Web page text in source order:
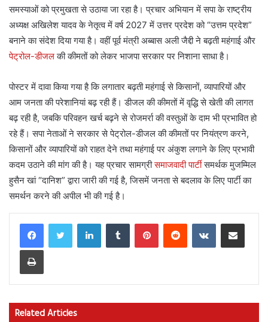
समस्याओं को प्रमुखता से उठाया जा रहा है। प्रचार अभियान में सपा के राष्ट्रीय
अध्यक्ष अखिलेश यादव के नेतृत्व में वर्ष 2027 में उत्तर प्रदेश को “उत्तम प्रदेश”
बनाने का संदेश दिया गया है। वहीं पूर्व मंत्री अब्बास अली जैद्दी ने बढ़ती महंगाई और
पेट्रोल-डीजलकी कीमतों को लेकर भाजपा सरकार पर निशाना साधा है।
पोस्टर में दावा किया गया है कि लगातार बढ़ती महंगाई से किसानों, व्यापारियों और
आम जनता की परेशानियां बढ़ रही हैं। डीजल की कीमतों में वृद्धि से खेती की लागत
बढ़ रही है, जबकि परिवहन खर्च बढ़ने से रोजमर्रा की वस्तुओं के दाम भी प्रभावित हो
रहे हैं। सपा नेताओं ने सरकार से पेट्रोल-डीजल की कीमतों पर नियंत्रण करने,
किसानों और व्यापारियों को राहत देने तथा महंगाई पर अंकुश लगाने के लिए प्रभावी
कदम उठाने की मांग की है। यह प्रचार सामग्रीसमाजवादी पार्टीसमर्थक मुजम्मिल
हुसैन खां “दानिश” द्वारा जारी की गई है, जिसमें जनता से बदलाव के लिए पार्टी का
समर्थन करने की अपील भी की गई है।
LinkedInTumblr PinterestReddit VKontakteShare via Email
Print
Related Articles